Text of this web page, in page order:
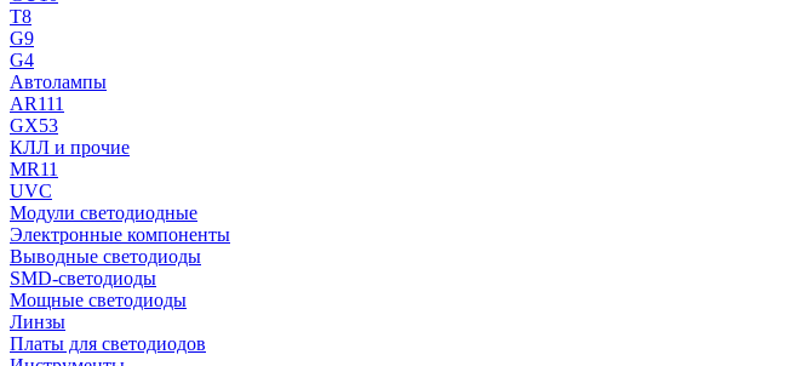
T8
G9
G4
Автолампы
AR111
GX53
КЛЛ и прочие
MR11
UVC
Модули светодиодные
Электронные компоненты
Выводные светодиоды
SMD-светодиоды
Мощные светодиоды
Линзы
Платы для светодиодов